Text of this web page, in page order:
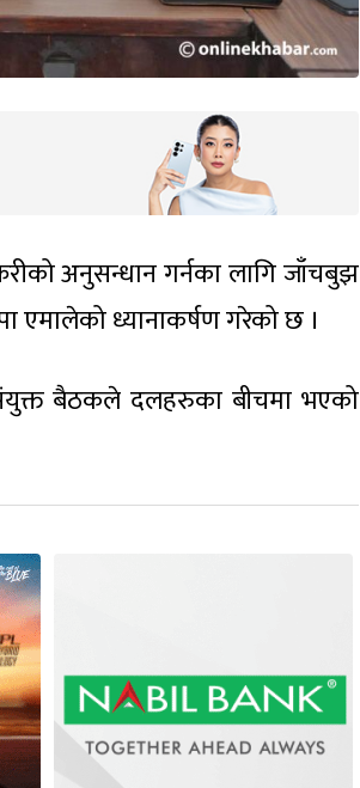
अनुसन्धान गर्नका लागि जाँचबुझ
एमालेको ध्यानाकर्षण गरेको छ ।
बैठकले दलहरुका बीचमा भएको